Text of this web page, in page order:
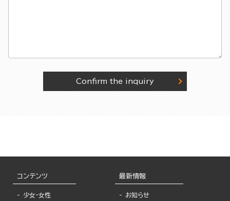
Confirm the inquiry
コンテンツ
少女・女性
最新情報
お知らせ